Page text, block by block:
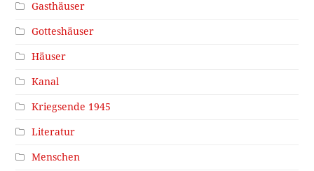
Gasthäuser
Gotteshäuser
Häuser
Kanal
Kriegsende 1945
Literatur
Menschen